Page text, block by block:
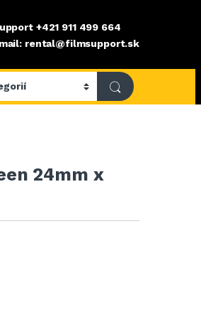
+421 911 499 664
rental@filmsupport.sk
24mm x